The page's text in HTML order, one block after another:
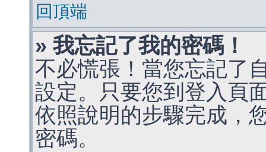
回頂端
» 我忘記了我的密碼！
不必慌張！當您忘記了
設定。只要您到登入頁
依照說明的步驟完成，
密碼。